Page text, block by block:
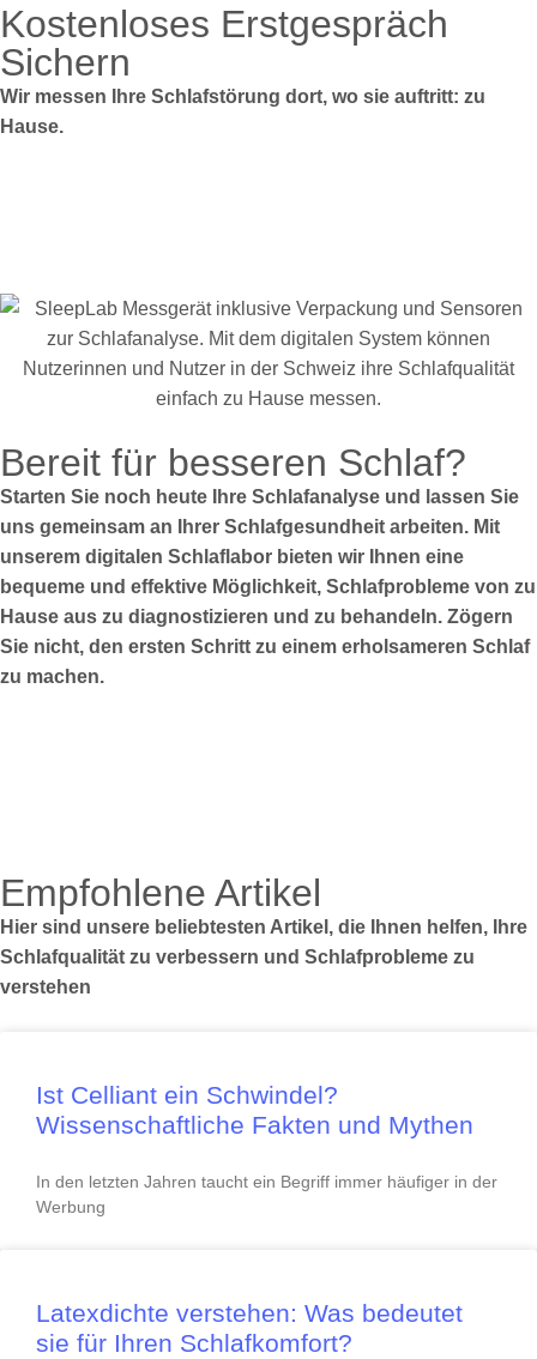
Kostenloses Erstgespräch
Sichern
Wir messen Ihre Schlafstörung dort, wo sie auftritt: zu
Hause.
Bereit für besseren Schlaf?
Starten Sie noch heute Ihre Schlafanalyse und lassen Sie
uns gemeinsam an Ihrer Schlafgesundheit arbeiten. Mit
unserem digitalen Schlaflabor bieten wir Ihnen eine
bequeme und effektive Möglichkeit, Schlafprobleme von zu
Hause aus zu diagnostizieren und zu behandeln. Zögern
Sie nicht, den ersten Schritt zu einem erholsameren Schlaf
zu machen.
Empfohlene Artikel
Hier sind unsere beliebtesten Artikel, die Ihnen helfen, Ihre
Schlafqualität zu verbessern und Schlafprobleme zu
verstehen
Ist Celliant ein Schwindel?
Wissenschaftliche Fakten und Mythen
In den letzten Jahren taucht ein Begriff immer häufiger in der
Werbung
Latexdichte verstehen: Was bedeutet
sie für Ihren Schlafkomfort?